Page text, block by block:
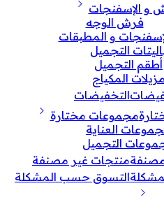
و الإسفنجات
فرش الوجه
و المطبقات
التجميل
أطقم التجميل
مزيلات المكياج
التخفيضات
مجموعات مختارة
العناية
التجميل
منتجات غير مصنفة
التسوق حسب المشكلة